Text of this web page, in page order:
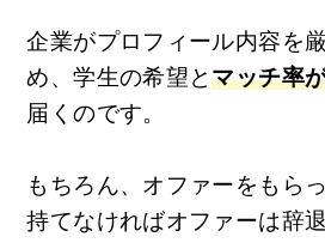
企業がプロフィール内容を
め、学生の希望とマッチ率
届くのです。
もちろん、オファーをもら
持てなければオファーは辞